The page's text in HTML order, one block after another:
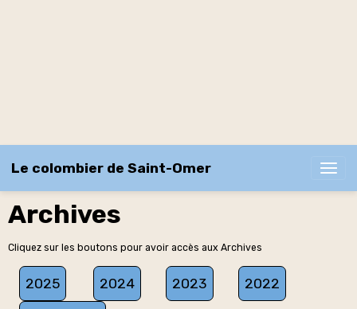
Le colombier de Saint-Omer
Archives
Cliquez sur les boutons pour avoir accès aux Archives
2025 2024 2023 2022